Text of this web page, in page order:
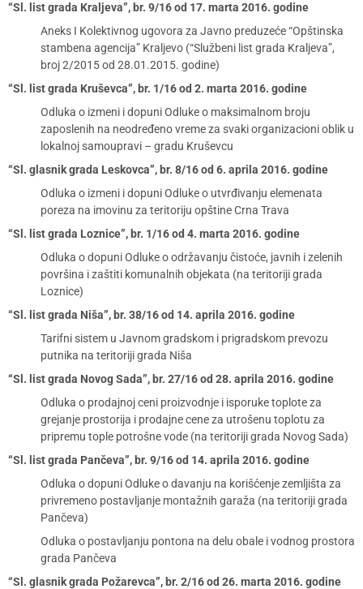
“Sl. list grada Kraljeva”, br. 9/16 od 17. marta 2016. godine
Aneks I Kolektivnog ugovora za Javno preduzeće “Opštinska
stambena agencija” Kraljevo (“Službeni list grada Kraljeva”,
broj 2/2015 od 28.01.2015. godine)
“Sl. list grada Kruševca”, br. 1/16 od 2. marta 2016. godine
Odluka o izmeni i dopuni Odluke o maksimalnom broju
zaposlenih na neodređeno vreme za svaki organizacioni oblik u
lokalnoj samoupravi – gradu Kruševcu
“Sl. glasnik grada Leskovca”, br. 8/16 od 6. aprila 2016. godine
Odluka o izmeni i dopuni Odluke o utvrđivanju elemenata
poreza na imovinu za teritoriju opštine Crna Trava
“Sl. list grada Loznice”, br. 1/16 od 4. marta 2016. godine
Odluka o dopuni Odluke o održavanju čistoće, javnih i zelenih
površina i zaštiti komunalnih objekata (na teritoriji grada
Loznice)
“Sl. list grada Niša”, br. 38/16 od 14. aprila 2016. godine
Tarifni sistem u Javnom gradskom i prigradskom prevozu
putnika na teritoriji grada Niša
“Sl. list grada Novog Sada”, br. 27/16 od 28. aprila 2016. godine
Odluka o prodajnoj ceni proizvodnje i isporuke toplote za
grejanje prostorija i prodajne cene za utrošenu toplotu za
pripremu tople potrošne vode (na teritoriji grada Novog Sada)
“Sl. list grada Pančeva”, br. 9/16 od 14. aprila 2016. godine
Odluka o dopuni Odluke o davanju na korišćenje zemljišta za
privremeno postavljanje montažnih garaža (na teritoriji grada
Pančeva)
Odluka o postavljanju pontona na delu obale i vodnog prostora
grada Pančeva
“Sl. glasnik grada Požarevca”, br. 2/16 od 26. marta 2016. godine